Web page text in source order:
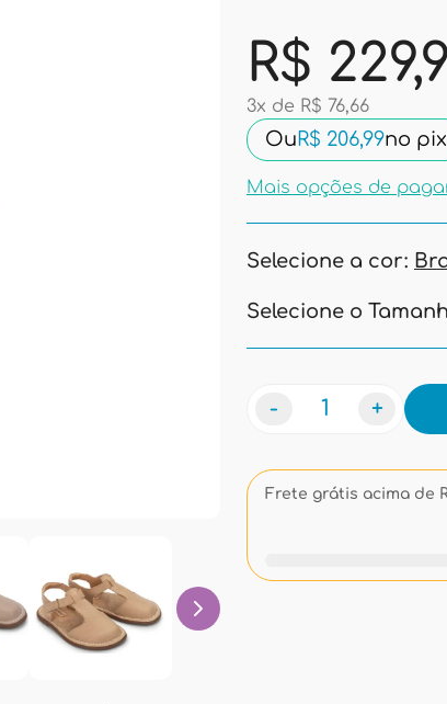
R$
3x de R$ 76,66
Ou R$ 206,99no pix
Mais opções de
Selecione a cor:
Selecione o
- +
Frete grátis acima de